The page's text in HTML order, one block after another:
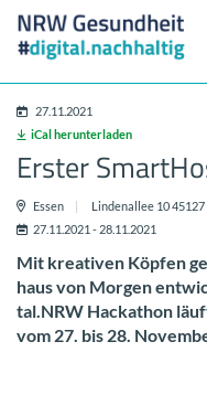
27.11.2021
iCal her­un­ter­la­den
Ers­ter
Essen
Lin­den­al­lee 10 45127
27.11.2021 - 28.11.2021
Mit krea­ti­ven Köp­fen
haus von Mor­gen
tal.NRW Ha­cka­thon
vom 27. bis 28.